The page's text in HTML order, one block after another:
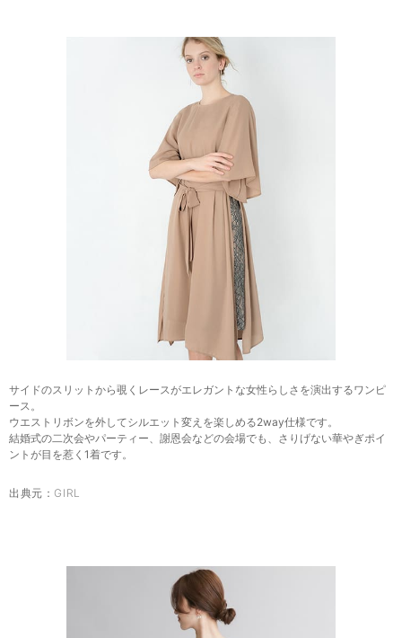
サイドのスリットから覗くレースがエレガントな女性らしさを演出するワンピ
ース。
ウエストリボンを外してシルエット変えを楽しめる2way仕様です。
結婚式の二次会やパーティー、謝恩会などの会場でも、さりげない華やぎポイ
ントが目を惹く1着です。
出典元： GIRL